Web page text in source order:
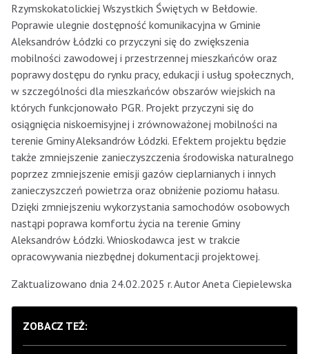
Rzymskokatolickiej Wszystkich Świętych w Bełdowie.
Poprawie ulegnie dostępność komunikacyjna w Gminie
Aleksandrów Łódzki co przyczyni się do zwiększenia
mobilności zawodowej i przestrzennej mieszkańców oraz
poprawy dostępu do rynku pracy, edukacji i usług społecznych,
w szczególności dla mieszkańców obszarów wiejskich na
których funkcjonowało PGR. Projekt przyczyni się do
osiągnięcia niskoemisyjnej i zrównoważonej mobilności na
terenie Gminy Aleksandrów Łódzki. Efektem projektu będzie
także zmniejszenie zanieczyszczenia środowiska naturalnego
poprzez zmniejszenie emisji gazów cieplarnianych i innych
zanieczyszczeń powietrza oraz obniżenie poziomu hałasu.
Dzięki zmniejszeniu wykorzystania samochodów osobowych
nastąpi poprawa komfortu życia na terenie Gminy
Aleksandrów Łódzki. Wnioskodawca jest w trakcie
opracowywania niezbędnej dokumentacji projektowej.
Zaktualizowano dnia 24.02.2025 r. Autor Aneta Ciepielewska
ZOBACZ TEŻ: